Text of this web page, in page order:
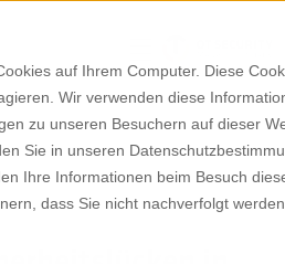
auf Ihrem Computer. Diese
Wir verwenden diese
zu unseren Besuchern auf dieser
Sie in unseren
Ihre Informationen beim Besuch
dass Sie nicht nachverfolgt